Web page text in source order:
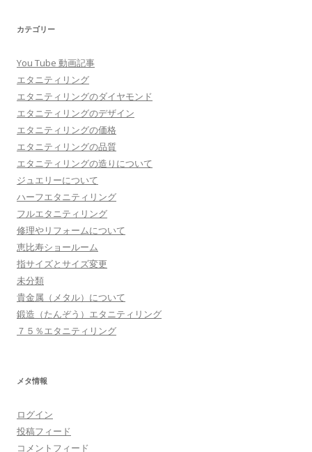
カテゴリー
You Tube 動画記事
エタニティリング
エタニティリングのダイヤモンド
エタニティリングのデザイン
エタニティリングの価格
エタニティリングの品質
エタニティリングの造りについて
ジュエリーについて
ハーフエタニティリング
フルエタニティリング
修理やリフォームについて
恵比寿ショールーム
指サイズとサイズ変更
未分類
貴金属（メタル）について
鍛造（たんぞう）エタニティリング
７５％エタニティリング
メタ情報
ログイン
投稿フィード
コメントフィード